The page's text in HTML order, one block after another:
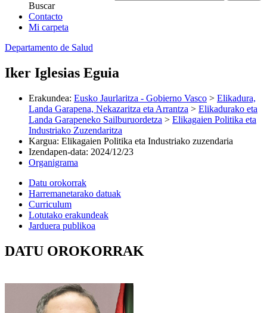
Buscar
Contacto
Mi carpeta
Departamento de Salud
Iker Iglesias Eguia
Erakundea: Eusko Jaurlaritza - Gobierno Vasco > Elikadura,
Landa Garapena, Nekazaritza eta Arrantza > Elikadurako eta
Landa Garapeneko Sailburuordetza > Elikagaien Politika eta
Industriako Zuzendaritza
Kargua: Elikagaien Politika eta Industriako zuzendaria
Izendapen-data: 2024/12/23
Organigrama
Datu orokorrak
Harremanetarako datuak
Curriculum
Lotutako erakundeak
Jarduera publikoa
DATU OROKORRAK